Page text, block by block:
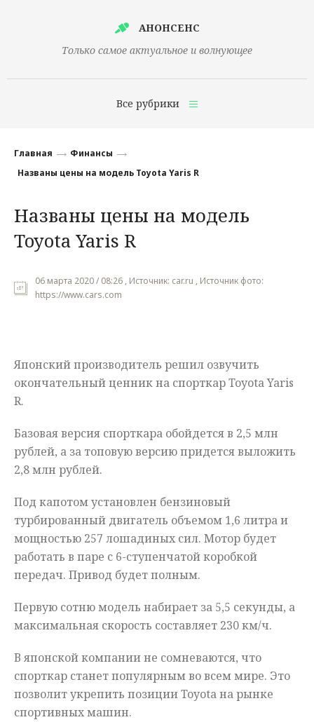
АНОНСЕНС
Только самое актуальное и волнующее
Все рубрики
Финансы
Наука
Культура
Общество
Происшествия
Главная
Финансы
Названы цены на модель Toyota Yaris R
Названы цены на модель
Toyota Yaris R
06 марта 2020 / 08:26 , Источник: car.ru , Источник фото:
https://www.cars.com
Японский производитель решил озвучить
окончательный ценник на спорткар Toyota Yaris
R.
Базовая версия спорткара обойдется в 2,5 млн
рублей, а за топовую версию придется выложить
2,8 млн рублей.
Под капотом установлен бензиновый
турбированный двигатель объемом 1,6 литра и
мощностью 257 лошадиных сил. Мотор будет
работать в паре с 6-ступенчатой коробкой
передач. Привод будет полным.
Первую сотню модель набирает за 5,5 секунды, а
максимальная скорость составляет 230 км/ч.
В японской компании не сомневаются, что
спорткар станет популярным во всем мире. Это
позволит укрепить позиции Toyota на рынке
спортивных машин.